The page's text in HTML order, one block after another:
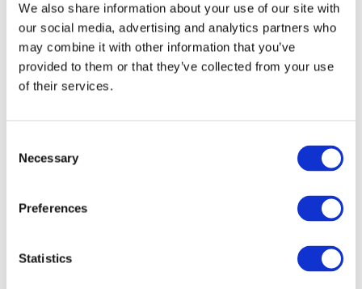
We also share information about your use of our site with
our social media, advertising and analytics partners who
may combine it with other information that you’ve
provided to them or that they’ve collected from your use
of their services.
Selection
Necessary
Preferences
Statistics
Näkemistä ja tekemistä
enemmän kuin
tarpeeksi
Tänä vuonna esityksiä oli kahden päivän aikana
huimat 742 kappaletta, joten mahdollisuus kaiken
mielenkiintoisen näkemiseen ja kokemiseen paikan
päällä oli täysin mahdotonta. Kaikki esitykset
katsottavissa
perinteisesti myös streamataan verkkoon, mutta